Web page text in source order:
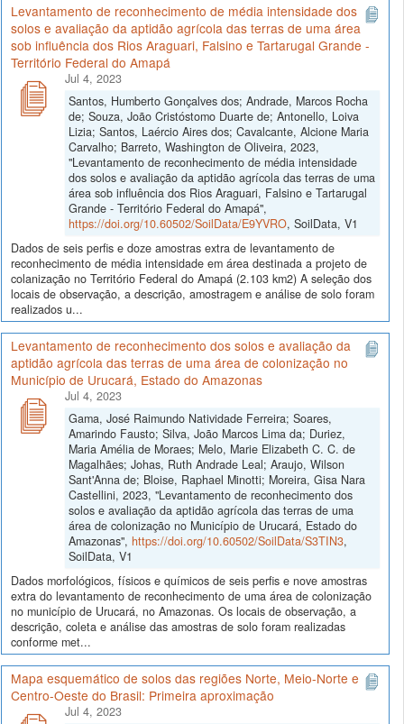
Levantamento de reconhecimento de média intensidade dos
solos e avaliação da aptidão agrícola das terras de uma área
sob influência dos Rios Araguari, Falsino e Tartarugal Grande -
Território Federal do Amapá
Jul 4, 2023
Santos, Humberto Gonçalves dos; Andrade, Marcos Rocha
de; Souza, João Cristóstomo Duarte de; Antonello, Loiva
Lizia; Santos, Laércio Aires dos; Cavalcante, Alcione Maria
Carvalho; Barreto, Washington de Oliveira, 2023,
"Levantamento de reconhecimento de média intensidade
dos solos e avaliação da aptidão agrícola das terras de uma
área sob influência dos Rios Araguari, Falsino e Tartarugal
Grande - Território Federal do Amapá",
https://doi.org/10.60502/SoilData/E9YVRO, SoilData, V1
Dados de seis perfis e doze amostras extra de levantamento de
reconhecimento de média intensidade em área destinada a projeto de
colanização no Território Federal do Amapá (2.103 km2) A seleção dos
locais de observação, a descrição, amostragem e análise de solo foram
realizados u...
Levantamento de reconhecimento dos solos e avaliação da
aptidão agrícola das terras de uma área de colonização no
Município de Urucará, Estado do Amazonas
Jul 4, 2023
Gama, José Raimundo Natividade Ferreira; Soares,
Amarindo Fausto; Silva, João Marcos Lima da; Duriez,
Maria Amélia de Moraes; Melo, Marie Elizabeth C. C. de
Magalhães; Johas, Ruth Andrade Leal; Araujo, Wilson
Sant'Anna de; Bloise, Raphael Minotti; Moreira, Gisa Nara
Castellini, 2023, "Levantamento de reconhecimento dos
solos e avaliação da aptidão agrícola das terras de uma
área de colonização no Município de Urucará, Estado do
Amazonas", https://doi.org/10.60502/SoilData/S3TIN3,
SoilData, V1
Dados morfológicos, físicos e químicos de seis perfis e nove amostras
extra do levantamento de reconhecimento de uma área de colonização
no município de Urucará, no Amazonas. Os locais de observação, a
descrição, coleta e análise das amostras de solo foram realizadas
conforme met...
Mapa esquemático de solos das regiões Norte, Meio-Norte e
Centro-Oeste do Brasil: Primeira aproximação
Jul 4, 2023